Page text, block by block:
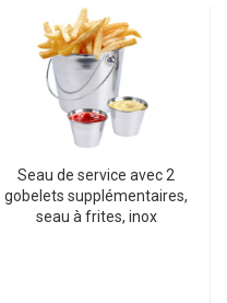
Seau de service avec 2
gobelets supplémentaires,
seau à frites, inox